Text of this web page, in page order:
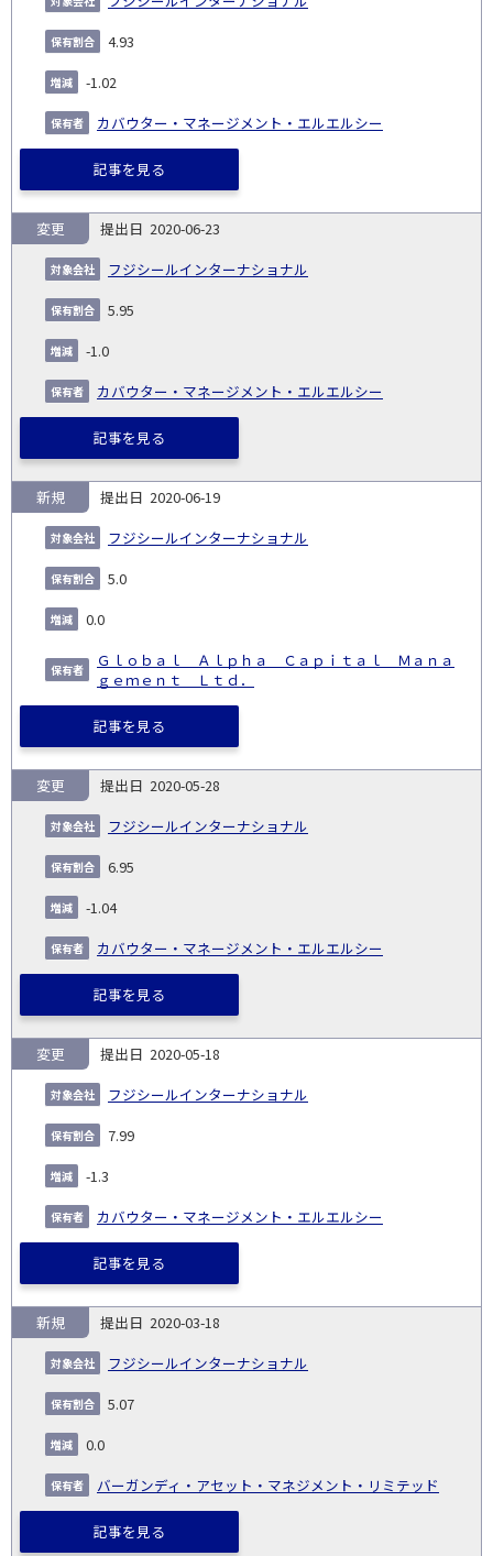
4.93
-1.02
カバウター・マネージメント・エルエルシー
記事を見る
2020-06-23
フジシールインターナショナル
変更
5.95
-1.0
カバウター・マネージメント・エルエルシー
記事を見る
2020-06-19
フジシールインターナショナル
新規
5.0
0.0
Ｇｌｏｂａｌ Ａｌｐｈａ Ｃａｐｉｔａｌ Ｍａｎａ
ｇｅｍｅｎｔ Ｌｔｄ．
記事を見る
2020-05-28
フジシールインターナショナル
変更
6.95
-1.04
カバウター・マネージメント・エルエルシー
記事を見る
2020-05-18
フジシールインターナショナル
変更
7.99
-1.3
カバウター・マネージメント・エルエルシー
記事を見る
2020-03-18
フジシールインターナショナル
新規
5.07
0.0
バーガンディ・アセット・マネジメント・リミテッド
記事を見る